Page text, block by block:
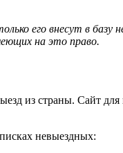
его внесут в
на это право.
из страны. Сайт для
невыездных: